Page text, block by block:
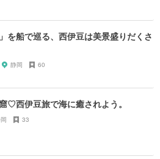
を船で巡る、西伊豆は美景盛りだくさ
静岡 60
♡西伊豆旅で海に癒されよう。
33